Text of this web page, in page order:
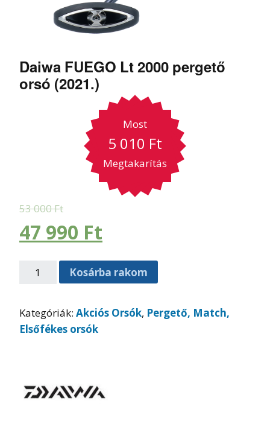
Daiwa FUEGO Lt 2000 pergető
orsó (2021.)
Most
5 010 Ft
Megtakarítás
53 000Ft
47 990 Ft
Kosárba rakom
Kategóriák: Akciós Orsók, Pergető, Match,
Elsőfékes orsók